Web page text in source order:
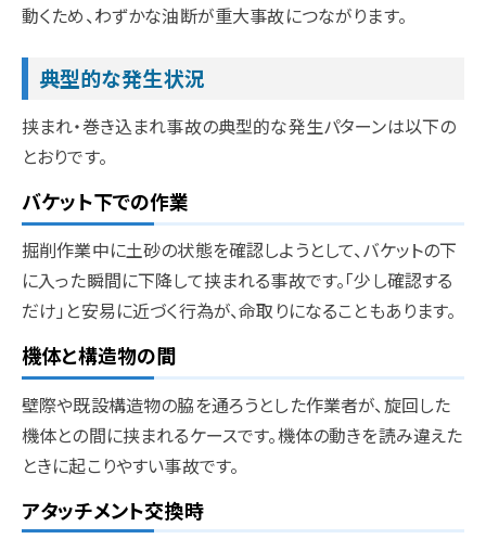
動くため、わずかな油断が重大事故につながります。
典型的な発生状況
挟まれ・巻き込まれ事故の典型的な発生パターンは以下の
とおりです。
バケット下での作業
掘削作業中に土砂の状態を確認しようとして、バケットの下
に入った瞬間に下降して挟まれる事故です。「少し確認する
だけ」と安易に近づく行為が、命取りになることもあります。
機体と構造物の間
壁際や既設構造物の脇を通ろうとした作業者が、旋回した
機体との間に挟まれるケースです。機体の動きを読み違えた
ときに起こりやすい事故です。
アタッチメント交換時